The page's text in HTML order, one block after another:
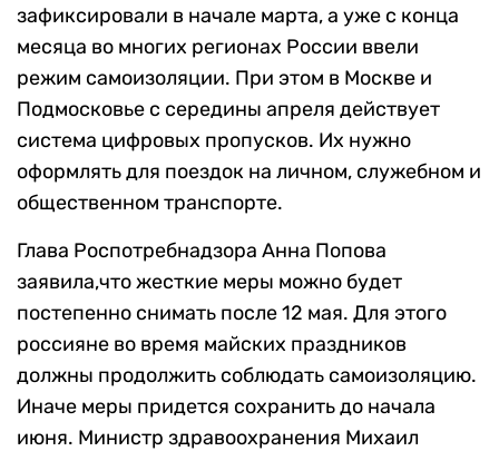
зафиксировали в начале марта, а уже с конца
месяца во многих регионах России ввели
режим самоизоляции. При этом в Москве и
Подмосковье с середины апреля действует
система цифровых пропусков. Их нужно
оформлять для поездок на личном, служебном и
общественном транспорте.
Глава Роспотребнадзора Анна Попова
заявила,что жесткие меры можно будет
постепенно снимать после 12 мая. Для этого
россияне во время майских праздников
должны продолжить соблюдать самоизоляцию.
Иначе меры придется сохранить до начала
июня. Министр здравоохранения Михаил